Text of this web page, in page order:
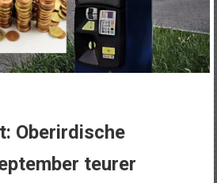
Oberirdische
teurer